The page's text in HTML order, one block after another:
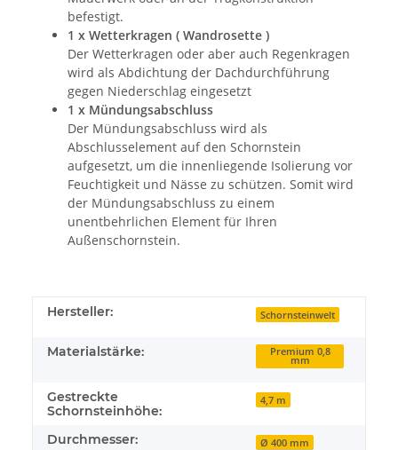
befestigt.
1 x Wetterkragen ( Wandrosette )
Der Wetterkragen oder aber auch Regenkragen
wird als Abdichtung der Dachdurchführung
gegen Niederschlag eingesetzt
1 x Mündungsabschluss
Der Mündungsabschluss wird als
Abschlusselement auf den Schornstein
aufgesetzt, um die innenliegende Isolierung vor
Feuchtigkeit und Nässe zu schützen. Somit wird
der Mündungsabschluss zu einem
unentbehrlichen Element für Ihren
Außenschornstein.
Hersteller: Schornsteinwelt
Materialstärke: Premium 0,8
mm
Gestreckte
Schornsteinhöhe:
4,7 m
Durchmesser: Ø 400 mm